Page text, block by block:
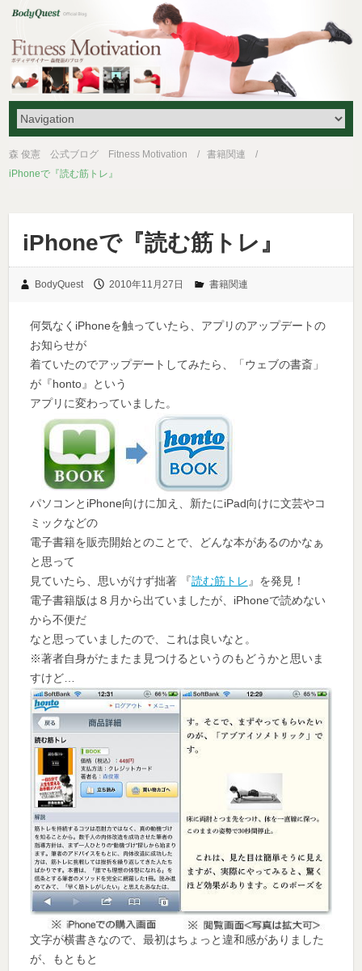
森 俊憲 公式ブログ Fitness Motivation
書籍関連
iPhoneで『読む筋トレ』
iPhoneで『読む筋トレ』
BodyQuest 2010年11月27日 書籍関連
何気なくiPhoneを触っていたら、アプリのアップデートの
お知らせが
着ていたのでアップデートしてみたら、「ウェブの書斎」
が『honto』という
アプリに変わっていました。
パソコンとiPhone向けに加え、新たにiPad向けに文芸やコ
ミックなどの
電子書籍を販売開始とのことで、どんな本があるのかなぁ
と思って
見ていたら、思いがけず拙著 『読む筋トレ』を発見！
電子書籍版は８月から出ていましたが、iPhoneで読めない
から不便だ
なと思っていましたので、これは良いなと。
※著者自身がたまたま見つけるというのもどうかと思いま
すけど…
文字が横書きなので、最初はちょっと違和感がありました
が、もともと